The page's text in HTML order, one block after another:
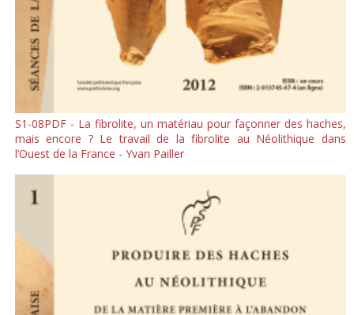
S1-08PDF - La fibrolite, un matériau pour façonner des haches,
mais encore ? Le travail de la fibrolite au Néolithique dans
l’Ouest de la France - Yvan Pailler